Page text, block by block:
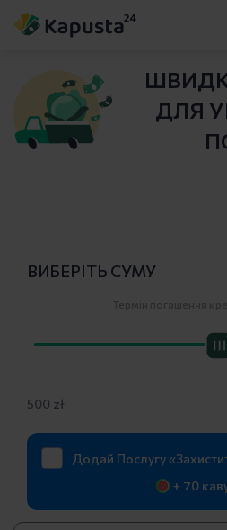
ДЛЯ
ВИБЕРІТЬ СУМУ
500 zł
Додай Послугу
+ 70